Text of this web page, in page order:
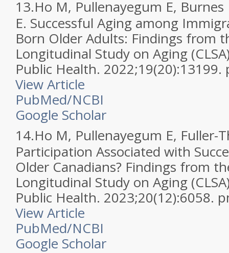
13.Ho M, Pullenayegum E,
E. Successful Aging among
Born Older Adults: Findings from
Longitudinal Study on Aging
Public Health.
View Article
PubMed/NCBI
Google Scholar
14.Ho M, Pullenayegum E, Fuller-
Participation Associated with
Older Canadians? Findings from
Longitudinal Study on Aging
Public Health. 2023;20(12):6058.
View Article
PubMed/NCBI
Google Scholar